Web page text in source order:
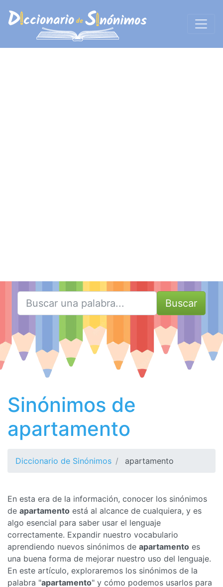
Buscar
Sinónimos de
apartamento
Diccionario de Sinónimos apartamento
En esta era de la información, conocer los sinónimos
de apartamento está al alcance de cualquiera, y es
algo esencial para saber usar el lenguaje
correctamente. Expandir nuestro vocabulario
aprendiendo nuevos sinónimos de apartamento es
una buena forma de mejorar nuestro uso del lenguaje.
En este artículo, exploraremos los sinónimos de la
palabra "apartamento" y cómo podemos usarlos para